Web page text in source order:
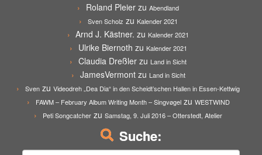
Roland Pleier zu Abendland
Sven Scholz zu Kalender 2021
Arnd J. Kästner. zu Kalender 2021
Ulrike Biernoth zu Kalender 2021
Claudia Dreßler zu Land in Sicht
JamesVermontzu Land in Sicht
Sven zu Videodreh „Dea Dia“ in den Scheidt’schen Hallen in Essen-Kettwig
FAWM – February Album Writing Month – Singvøgelzu WESTWIND
Peti Songcatcher zu Samstag, 9. Juli 2016 – Otterstedt, Atelier
Suche: